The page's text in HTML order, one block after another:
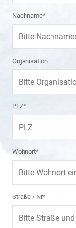
Nachname*
Organisation
PLZ*
Wohnort*
Straße / Nr*